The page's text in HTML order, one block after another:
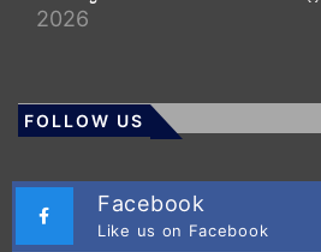
2026
FOLLOW US
Facebook
Like us on Facebook